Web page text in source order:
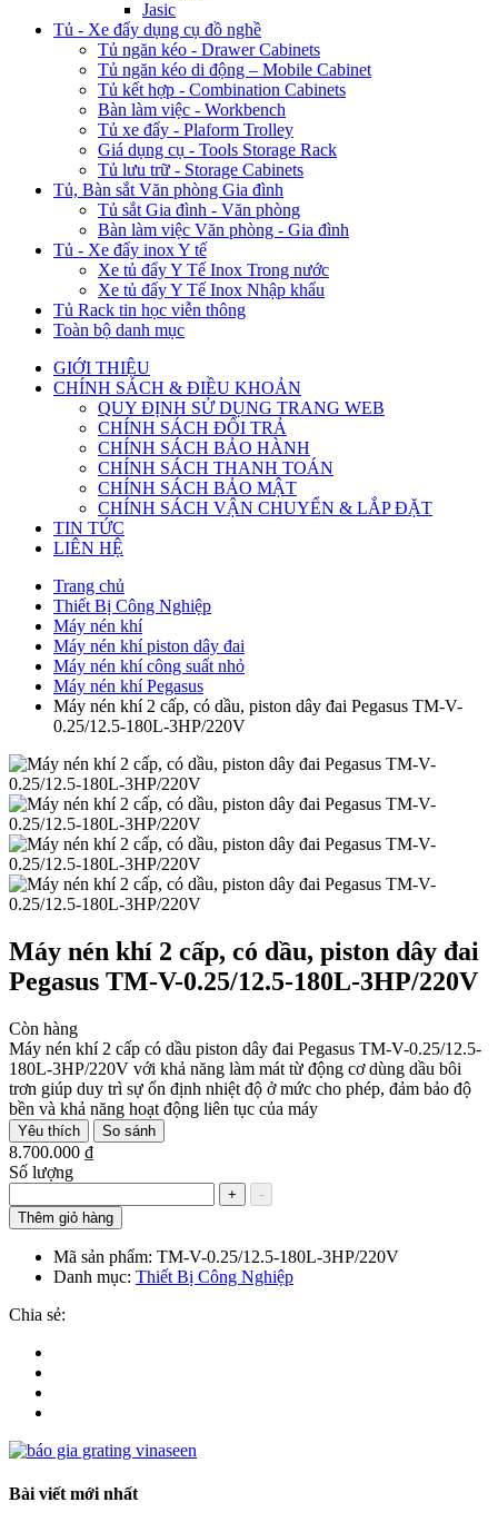
Jasic
Tủ - Xe đẩy dụng cụ đồ nghề
Tủ ngăn kéo - Drawer Cabinets
Tủ ngăn kéo di động – Mobile Cabinet
Tủ kết hợp - Combination Cabinets
Bàn làm việc - Workbench
Tủ xe đẩy - Plaform Trolley
Giá dụng cụ - Tools Storage Rack
Tủ lưu trữ - Storage Cabinets
Tủ, Bàn sắt Văn phòng Gia đình
Tủ sắt Gia đình - Văn phòng
Bàn làm việc Văn phòng - Gia đình
Tủ - Xe đẩy inox Y tế
Xe tủ đẩy Y Tế Inox Trong nước
Xe tủ đẩy Y Tế Inox Nhập khẩu
Tủ Rack tin học viễn thông
Toàn bộ danh mục
GIỚI THIỆU
CHÍNH SÁCH & ĐIỀU KHOẢN
QUY ĐỊNH SỬ DỤNG TRANG WEB
CHÍNH SÁCH ĐỔI TRẢ
CHÍNH SÁCH BẢO HÀNH
CHÍNH SÁCH THANH TOÁN
CHÍNH SÁCH BẢO MẬT
CHÍNH SÁCH VẬN CHUYỂN & LẮP ĐẶT
TIN TỨC
LIÊN HỆ
Trang chủ
Thiết Bị Công Nghiệp
Máy nén khí
Máy nén khí piston dây đai
Máy nén khí công suất nhỏ
Máy nén khí Pegasus
Máy nén khí 2 cấp, có dầu, piston dây đai Pegasus TM-V-
0.25/12.5-180L-3HP/220V
Máy nén khí 2 cấp, có dầu, piston dây đai
Pegasus TM-V-0.25/12.5-180L-3HP/220V
Còn hàng
Máy nén khí 2 cấp có dầu piston dây đai Pegasus TM-V-0.25/12.5-
180L-3HP/220V với khả năng làm mát từ động cơ dùng dầu bôi
trơn giúp duy trì sự ổn định nhiệt độ ở mức cho phép, đảm bảo độ
bền và khả năng hoạt động liên tục của máy
Yêu thích So sánh
8.700.000 ₫
Số lượng
+
-
Thêm giỏ hàng
Mã sản phẩm: TM-V-0.25/12.5-180L-3HP/220V
Danh mục: Thiết Bị Công Nghiệp
Chia sẻ:
Bài viết mới nhất